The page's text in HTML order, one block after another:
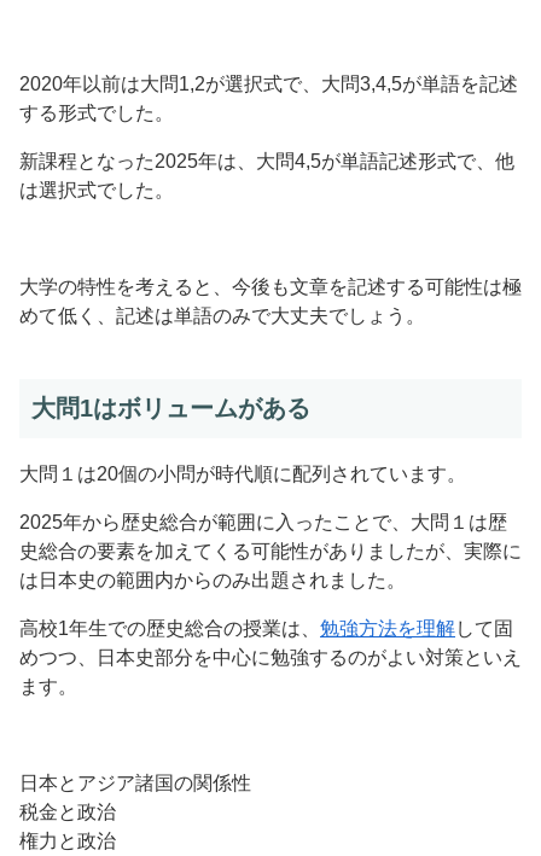
2020年以前は大問1,2が選択式で、大問3,4,5が単語を記述
する形式でした。
新課程となった2025年は、大問4,5が単語記述形式で、他
は選択式でした。
大学の特性を考えると、今後も文章を記述する可能性は極
めて低く、記述は単語のみで大丈夫でしょう。
大問1はボリュームがある
大問１は20個の小問が時代順に配列されています。
2025年から歴史総合が範囲に入ったことで、大問１は歴
史総合の要素を加えてくる可能性がありましたが、実際に
は日本史の範囲内からのみ出題されました。
高校1年生での歴史総合の授業は、 勉強方法を理解して固
めつつ、日本史部分を中心に勉強するのがよい対策といえ
ます。
日本とアジア諸国の関係性
税金と政治
権力と政治